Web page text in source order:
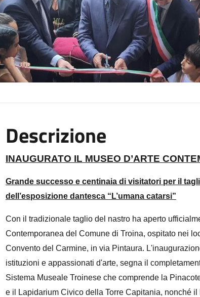
Descrizione
INAUGURATO IL MUSEO D’ARTE
Grande successo e centinaia di visitatori per il
dell’esposizione dantesca “L’umana catarsi”
Con il tradizionale taglio del nastro ha aperto
Contemporanea del Comune di Troina, ospitato nei
Convento del Carmine, in via Pintaura.
istituzioni e appassionati d'arte, segna il
Sistema Museale Troinese che comprende la
e il Lapidarium Civico della Torre Capitania, nonché